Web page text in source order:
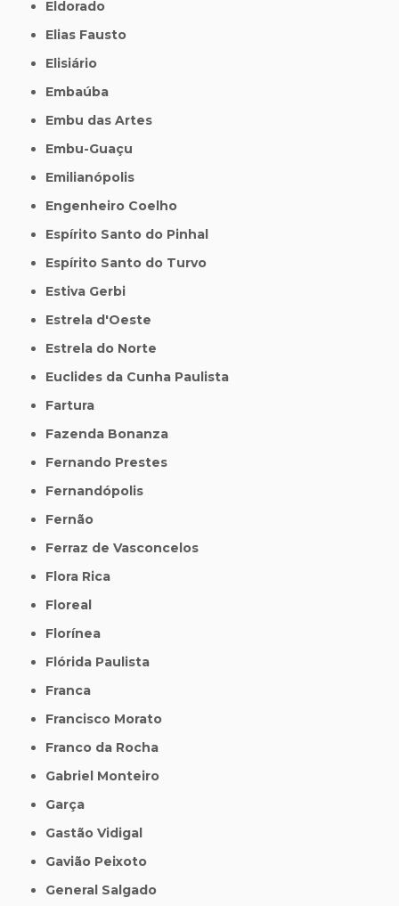
Eldorado
Elias Fausto
Elisiário
Embaúba
Embu das Artes
Embu-Guaçu
Emilianópolis
Engenheiro Coelho
Espírito Santo do Pinhal
Espírito Santo do Turvo
Estiva Gerbi
Estrela d'Oeste
Estrela do Norte
Euclides da Cunha Paulista
Fartura
Fazenda Bonanza
Fernando Prestes
Fernandópolis
Fernão
Ferraz de Vasconcelos
Flora Rica
Floreal
Florínea
Flórida Paulista
Franca
Francisco Morato
Franco da Rocha
Gabriel Monteiro
Garça
Gastão Vidigal
Gavião Peixoto
General Salgado